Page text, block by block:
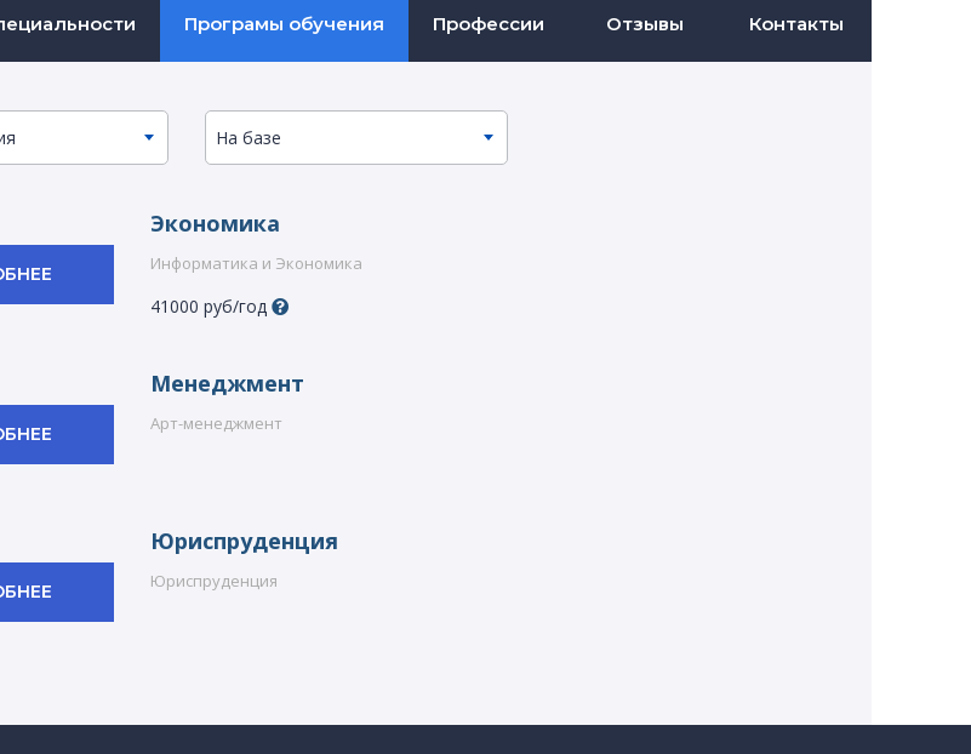
Програмы обучения Профессии Отзывы Контакты
На базе
Экономика
Информатика и Экономика
41000 руб/год
Менеджмент
Арт-менеджмент
Юриспруденция
Юриспруденция